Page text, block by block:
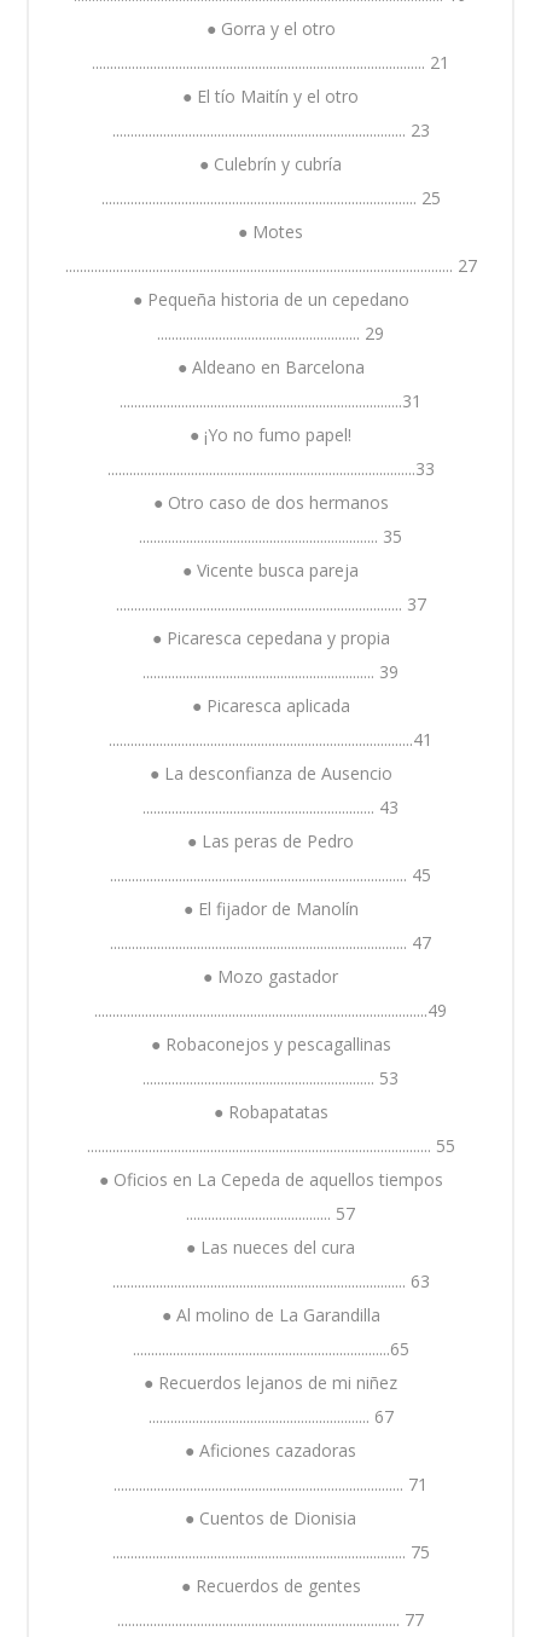
● Gorra y el otro
............................................................................................ 21
● El tío Maitín y el otro
................................................................................. 23
● Culebrín y cubría
....................................................................................... 25
● Motes
........................................................................................................... 27
● Pequeña historia de un cepedano
........................................................ 29
● Aldeano en Barcelona
..............................................................................31
● ¡Yo no fumo papel!
.....................................................................................33
● Otro caso de dos hermanos
.................................................................. 35
● Vicente busca pareja
............................................................................... 37
● Picaresca cepedana y propia
................................................................ 39
● Picaresca aplicada
....................................................................................41
● La desconfianza de Ausencio
................................................................ 43
● Las peras de Pedro
.................................................................................. 45
● El fijador de Manolín
.................................................................................. 47
● Mozo gastador
............................................................................................49
● Robaconejos y pescagallinas
................................................................ 53
● Robapatatas
............................................................................................... 55
● Oficios en La Cepeda de aquellos tiempos
........................................ 57
● Las nueces del cura
................................................................................. 63
● Al molino de La Garandilla
.......................................................................65
● Recuerdos lejanos de mi niñez
............................................................. 67
● Aficiones cazadoras
................................................................................ 71
● Cuentos de Dionisia
................................................................................. 75
● Recuerdos de gentes
.............................................................................. 77